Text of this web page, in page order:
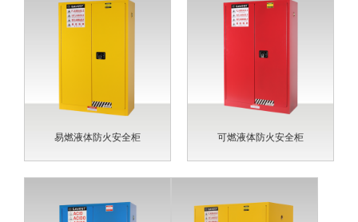
易燃液体防火安全柜 可燃液体防火安全柜